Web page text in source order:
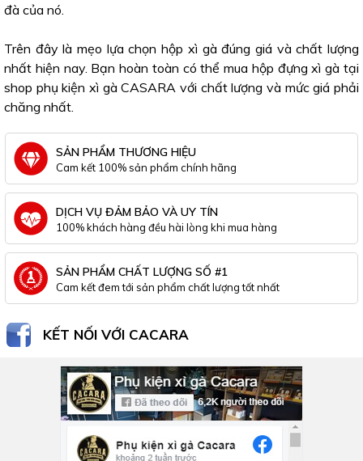
đà của nó.
Trên đây là mẹo lựa chọn hộp xì gà đúng giá và chất lượng
nhất hiện nay. Bạn hoàn toàn có thể mua hộp đựng xì gà tại
shop phụ kiện xì gà CASARA với chất lượng và mức giá phải
chăng nhất.
SẢN PHẨM THƯƠNG HIỆU
Cam kết 100% sản phẩm chính hãng
DỊCH VỤ ĐẢM BẢO VÀ UY TÍN
100% khách hàng đều hài lòng khi mua hàng
SẢN PHẨM CHẤT LƯỢNG SỐ #1
Cam kết đem tới sản phẩm chất lượng tốt nhất
KẾT NỐI VỚI CACARA